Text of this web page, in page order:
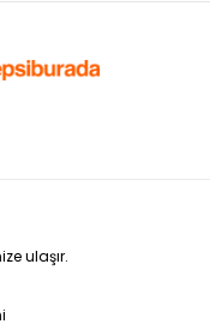
ulaşır.